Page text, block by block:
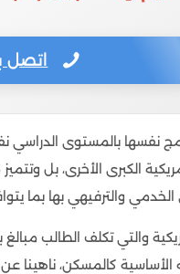
اتصل
نفسها بالمستوى الدراسي
الكبرى الأخرى، بل
والترفيهي بها بما
والتي تكلف الطالب
كالمسكن، ناهينا